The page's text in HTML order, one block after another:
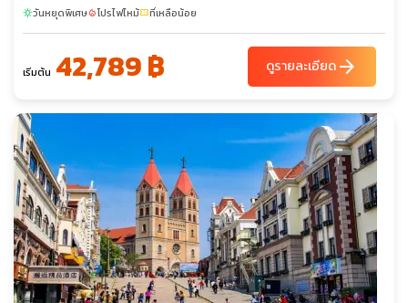
sunnyวันหยุดพิเศษlocal_fire_departmentโปรไฟไหม้confirmation_numberที่เหลือน้อย
เริ่มต้น 42,789 ฿ ดูรายละเอียดarrow_forward